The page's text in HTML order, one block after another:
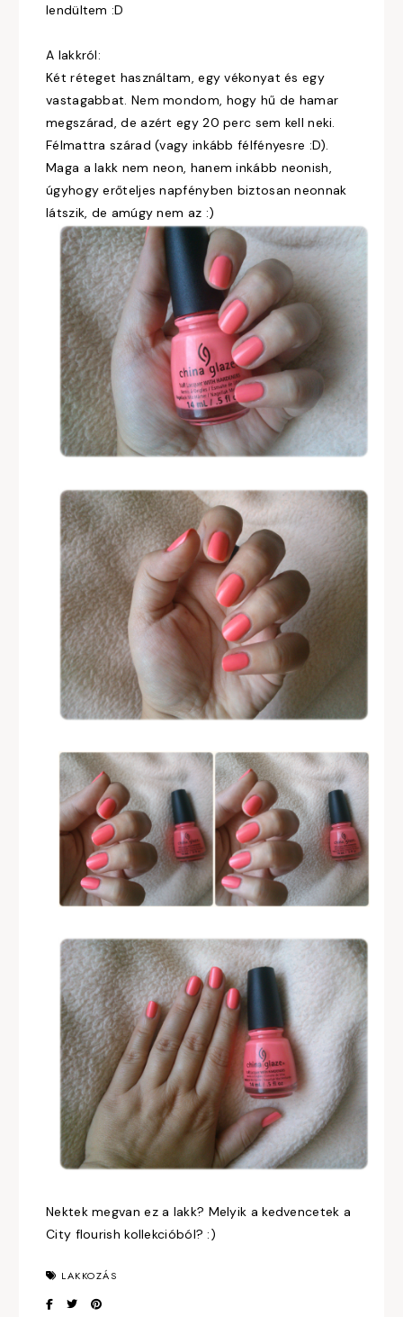
lendültem :D
A lakkról:
Két réteget használtam, egy vékonyat és egy
vastagabbat. Nem mondom, hogy hű de hamar
megszárad, de azért egy 20 perc sem kell neki.
Félmattra szárad (vagy inkább félfényesre :D).
Maga a lakk nem neon, hanem inkább neonish,
úgyhogy erőteljes napfényben biztosan neonnak
látszik, de amúgy nem az :)
Nektek megvan ez a lakk? Melyik a kedvencetek a
City flourish kollekcióból? :)
LAKKOZÁS